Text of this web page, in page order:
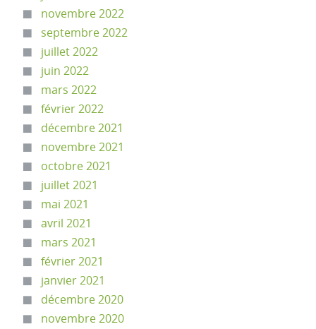
novembre 2022
septembre 2022
juillet 2022
juin 2022
mars 2022
février 2022
décembre 2021
novembre 2021
octobre 2021
juillet 2021
mai 2021
avril 2021
mars 2021
février 2021
janvier 2021
décembre 2020
novembre 2020